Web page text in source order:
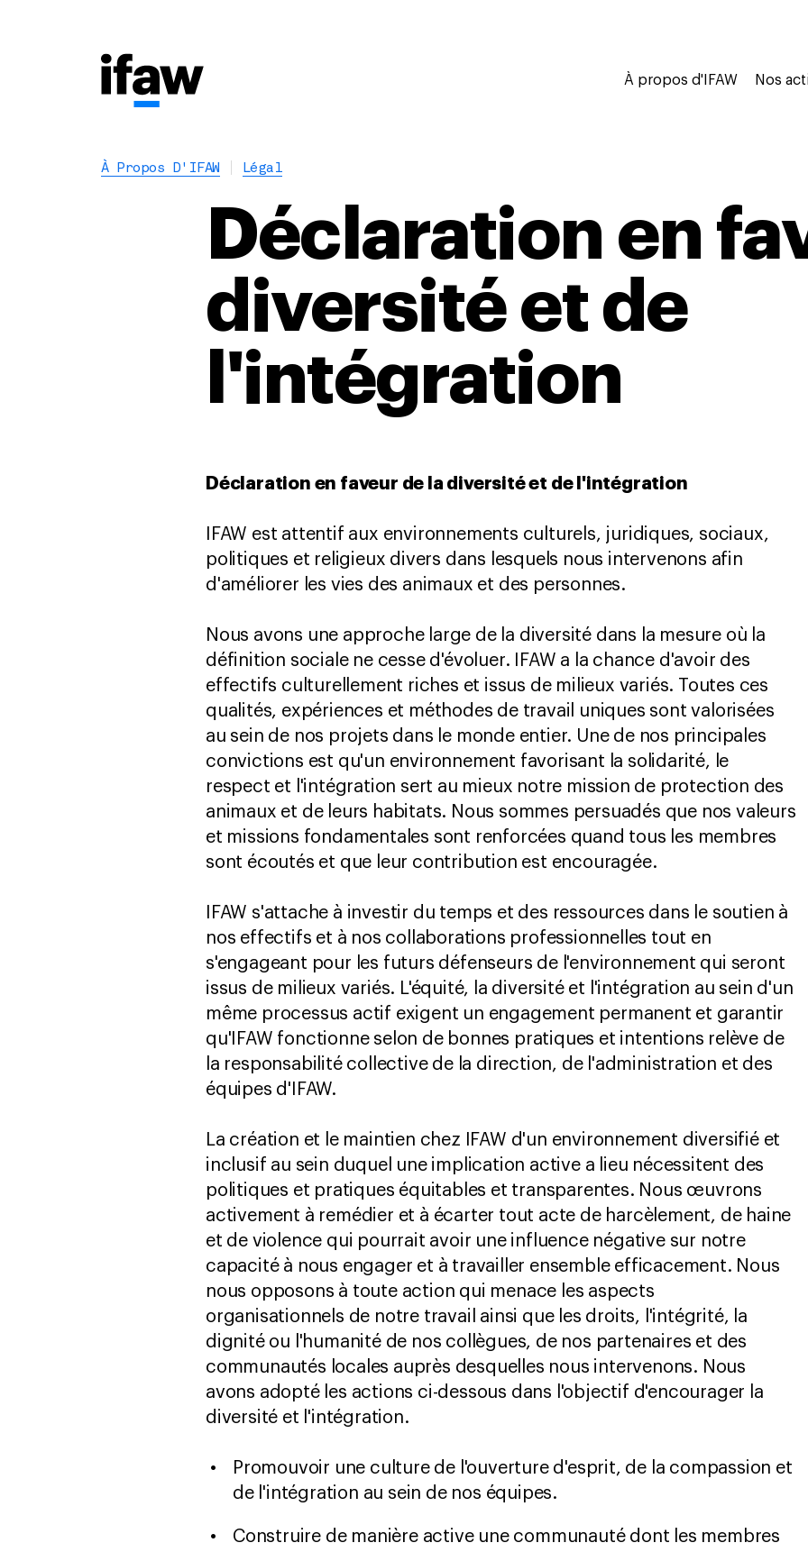
À propos d'IFAW Nos
À Propos D'IFAW Légal
Déclaration en
diversité et de
l'intégration
Déclaration en faveur de la diversité et de l'intégration
IFAW est attentif aux environnements culturels, juridiques, sociaux,
politiques et religieux divers dans lesquels nous intervenons afin
d'améliorer les vies des animaux et des personnes.
Nous avons une approche large de la diversité dans la mesure où la
définition sociale ne cesse d'évoluer. IFAW a la chance d'avoir des
effectifs culturellement riches et issus de milieux variés. Toutes ces
qualités, expériences et méthodes de travail uniques sont valorisées
au sein de nos projets dans le monde entier. Une de nos principales
convictions est qu'un environnement favorisant la solidarité, le
respect et l'intégration sert au mieux notre mission de protection des
animaux et de leurs habitats. Nous sommes persuadés que nos valeurs
et missions fondamentales sont renforcées quand tous les membres
sont écoutés et que leur contribution est encouragée.
IFAW s'attache à investir du temps et des ressources dans le soutien à
nos effectifs et à nos collaborations professionnelles tout en
s'engageant pour les futurs défenseurs de l'environnement qui seront
issus de milieux variés. L'équité, la diversité et l'intégration au sein d'un
même processus actif exigent un engagement permanent et garantir
qu'IFAW fonctionne selon de bonnes pratiques et intentions relève de
la responsabilité collective de la direction, de l'administration et des
équipes d'IFAW.
La création et le maintien chez IFAW d'un environnement diversifié et
inclusif au sein duquel une implication active a lieu nécessitent des
politiques et pratiques équitables et transparentes. Nous œuvrons
activement à remédier et à écarter tout acte de harcèlement, de haine
et de violence qui pourrait avoir une influence négative sur notre
capacité à nous engager et à travailler ensemble efficacement. Nous
nous opposons à toute action qui menace les aspects
organisationnels de notre travail ainsi que les droits, l'intégrité, la
dignité ou l'humanité de nos collègues, de nos partenaires et des
communautés locales auprès desquelles nous intervenons. Nous
avons adopté les actions ci-dessous dans l'objectif d'encourager la
diversité et l'intégration.
Promouvoir une culture de l'ouverture d'esprit, de la compassion et
de l'intégration au sein de nos équipes.
Construire de manière active une communauté dont les membres